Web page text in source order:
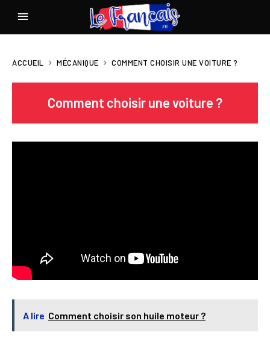
ACCUEIL MÉCANIQUE COMMENT CHOISIR UNE VOITURE ?
Comment choisir une voiture ?
A lire Comment choisir son huile moteur ?